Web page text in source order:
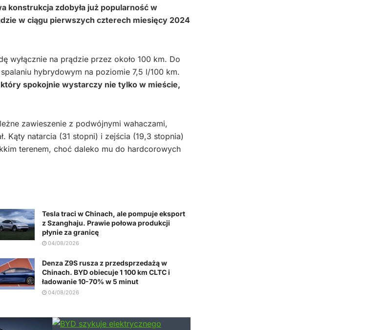
konstrukcja zdobyła już popularność w
w ciągu pierwszych czterech miesięcy 2024
wyłącznie na prądzie przez około 100 km. Do
hybrydowym na poziomie 7,5 l/100 km.
spokojnie wystarczy nie tylko w mieście,
zawieszenie z podwójnymi wahaczami,
Kąty natarcia (31 stopni) i zejścia (19,3 stopnia)
terenem, choć daleko mu do hardcorowych
Tesla traci w Chinach, ale pompuje eksport
z Szanghaju. Prawie połowa produkcji
płynie za granicę
04/08/2026
Denza Z9S rusza z przedsprzedażą w
Chinach. BYD obiecuje 1 100 km CLTC i
ładowanie 10-70% w 5 minut
04/08/2026